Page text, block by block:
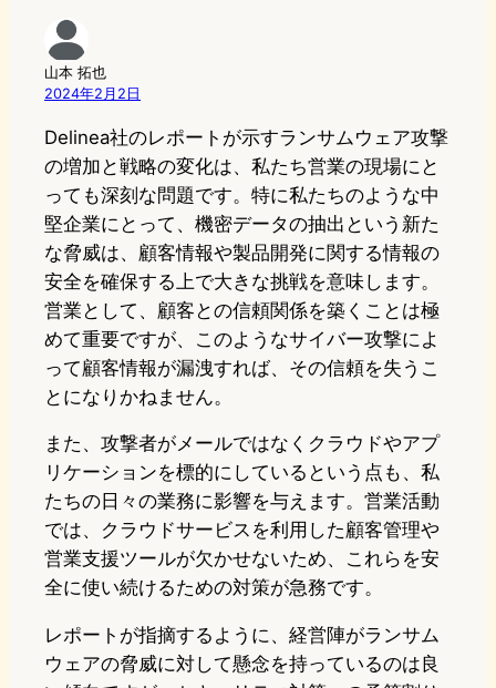
山本 拓也
2024年2月2日
Delinea社のレポートが示すランサムウェア攻撃
の増加と戦略の変化は、私たち営業の現場にと
っても深刻な問題です。特に私たちのような中
堅企業にとって、機密データの抽出という新た
な脅威は、顧客情報や製品開発に関する情報の
安全を確保する上で大きな挑戦を意味します。
営業として、顧客との信頼関係を築くことは極
めて重要ですが、このようなサイバー攻撃によ
って顧客情報が漏洩すれば、その信頼を失うこ
とになりかねません。
また、攻撃者がメールではなくクラウドやアプ
リケーションを標的にしているという点も、私
たちの日々の業務に影響を与えます。営業活動
では、クラウドサービスを利用した顧客管理や
営業支援ツールが欠かせないため、これらを安
全に使い続けるための対策が急務です。
レポートが指摘するように、経営陣がランサム
ウェアの脅威に対して懸念を持っているのは良